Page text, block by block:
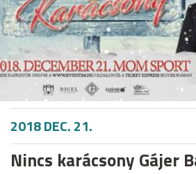
2018 DEC. 21.
Nincs karácsony Gájer